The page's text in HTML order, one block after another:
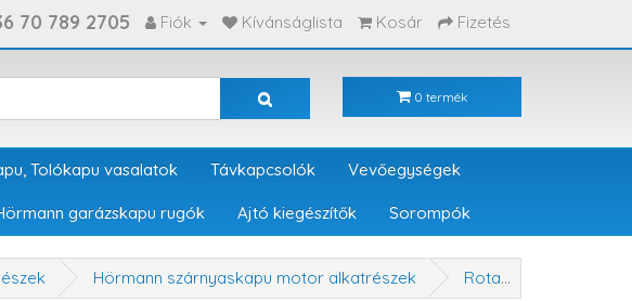
70 789 2705 Fiók Kívánságlista Kosár Fizetés
0 termék
Tolókapu vasalatok Távkapcsolók Vevőegységek
garázskapu rugók Ajtó kiegészítők Sorompók
Hörmann szárnyaskapu motor alkatrészek RotaMatic Vasalatszett